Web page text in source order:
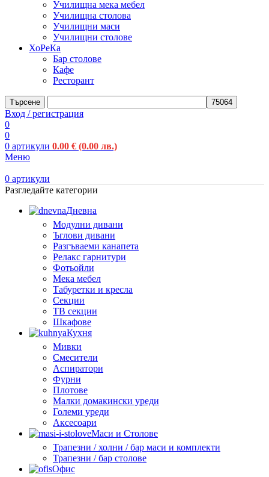
Училищна мека мебел
Училищна столова
Училищни маси
Училищни столове
ХоРеКа
Бар столове
Кафе
Ресторант
Търсене
Вход / регистрация
0
0
0 артикули 0.00 € (0.00 лв.)
Меню
0 артикули
Разгледайте категории
Дневна
Модулни дивани
Ъглови дивани
Разгъваеми канапета
Релакс гарнитури
Фотьойли
Мека мебел
Табуретки и кресла
Секции
ТВ секции
Шкафове
Кухня
Мивки
Смесители
Аспиратори
Фурни
Плотове
Малки домакински уреди
Големи уреди
Аксесоари
Маси и Столове
Трапезни / холни / бар маси и комплекти
Трапезни / бар столове
Офис